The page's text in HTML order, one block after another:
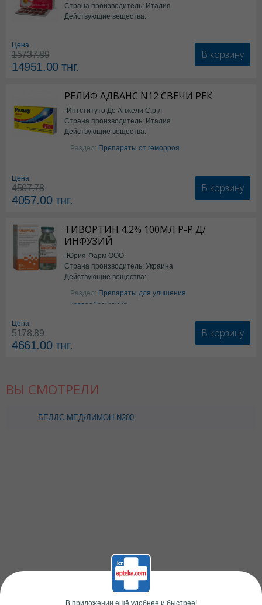
Страна производитель: Италия
Действующие вещества:
Цена
15737.89
14951.00тнг.
В корзину
РЕЛИФ АДВАНС N12 СВЕЧИ РЕК
-Интституто Де Анжели С,р,л
Страна производитель: Италия
Действующие вещества:
Бензокаин
Раздел: Препараты от геморроя
Цена
4507.78
4057.00тнг.
В корзину
ТИВОРТИН 4,2% 100МЛ Р-Р Д/
ИНФУЗИЙ
-Юрия-Фарм ООО
Страна производитель: Украина
Действующие вещества:
Аргинин
Раздел: Препараты для улчшения
кровообращения
Цена
5178.89
4661.00тнг.
В корзину
ВЫ СМОТРЕЛИ
БЕЛЛС МЕД/ЛИМОН N200
В приложении ещё удобнее и быстрее!